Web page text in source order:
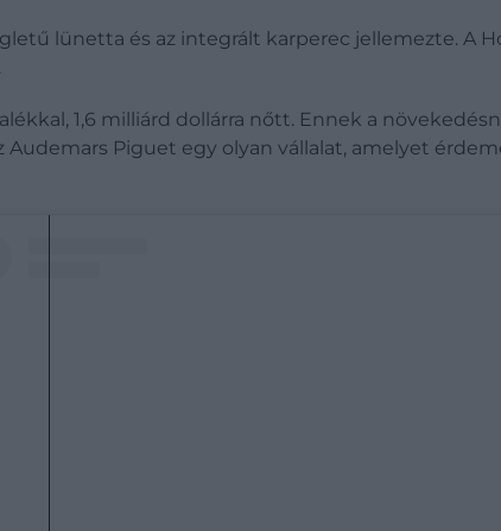
lünetta és az integrált karperec jellemezte. A
1,6 milliárd dollárra nőtt. Ennek a
Piguet egy olyan vállalat, amelyet